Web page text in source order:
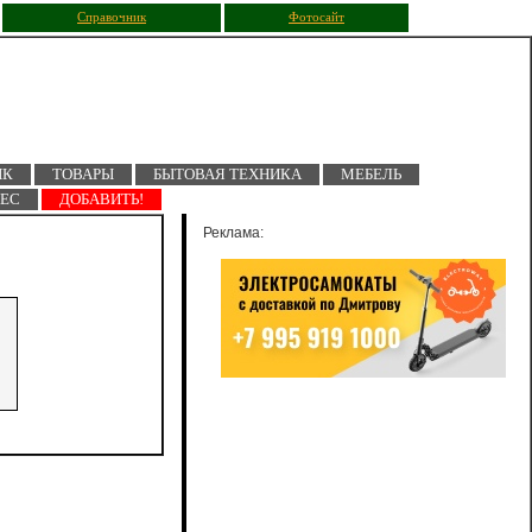
Справочник Фотосайт
ТОВАРЫ БЫТОВАЯ ТЕХНИКА
МЕБЕЛЬ
ДОБАВИТЬ!
Реклама: